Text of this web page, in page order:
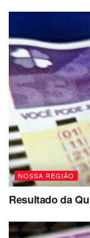
NOSSA REGIÃO
Resultado da